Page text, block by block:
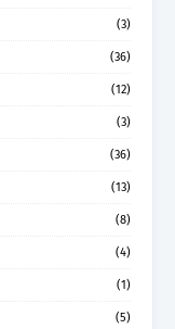
(3)
(36)
(12)
(3)
(36)
(13)
(8)
(4)
(1)
(5)